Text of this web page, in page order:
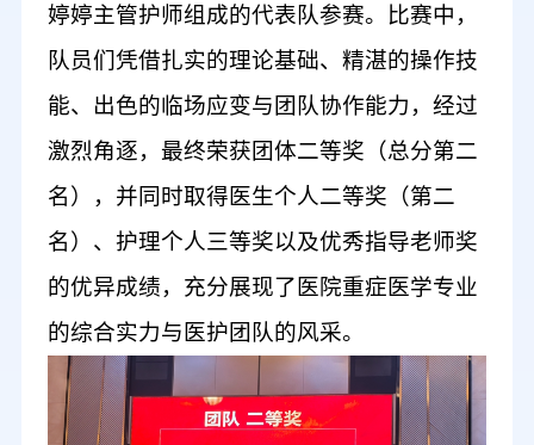
婷婷主管护师组成的代表队参赛。比赛中，
队员们凭借扎实的理论基础、精湛的操作技
能、出色的临场应变与团队协作能力，经过
激烈角逐，最终荣获团体二等奖（总分第二
名），并同时取得医生个人二等奖（第二
名）、护理个人三等奖以及优秀指导老师奖
的优异成绩，充分展现了医院重症医学专业
的综合实力与医护团队的风采。